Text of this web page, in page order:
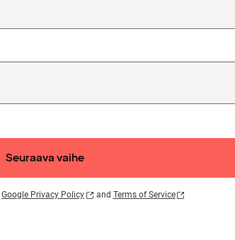
Seuraava vaihe
Google Privacy Policy and Terms of Service